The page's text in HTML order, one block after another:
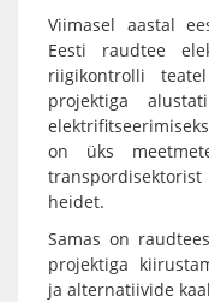
Viimasel aastal
Eesti raudtee
riigikontrolli
projektiga
on üks
heidet.
Samas on
projektiga
ja alternatiivide